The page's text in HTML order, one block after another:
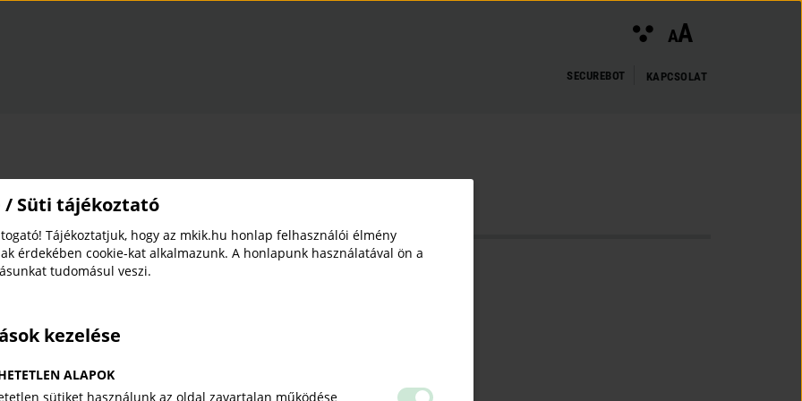
/ Süti tájékoztató
Tájékoztatjuk, hogy az mkik.hu honlap felhasználói élmény
érdekében cookie-kat alkalmazunk. A honlapunk használatával ön a
tudomásul veszi.
kezelése
ALAPOK
sütiket használunk az oldal zavartalan működése
AA
SECUREBOT KAPCSOLAT
A SecureBot a „Bejelentkezés” gombbal indítható.
A szolgáltatás elemei:
automata sérülékenységvizsgáló
szállítói adatbázis